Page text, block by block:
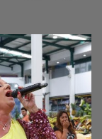
com
de Agosto, - mas
pelo
"no âmbito de
detetaram
pela prática de